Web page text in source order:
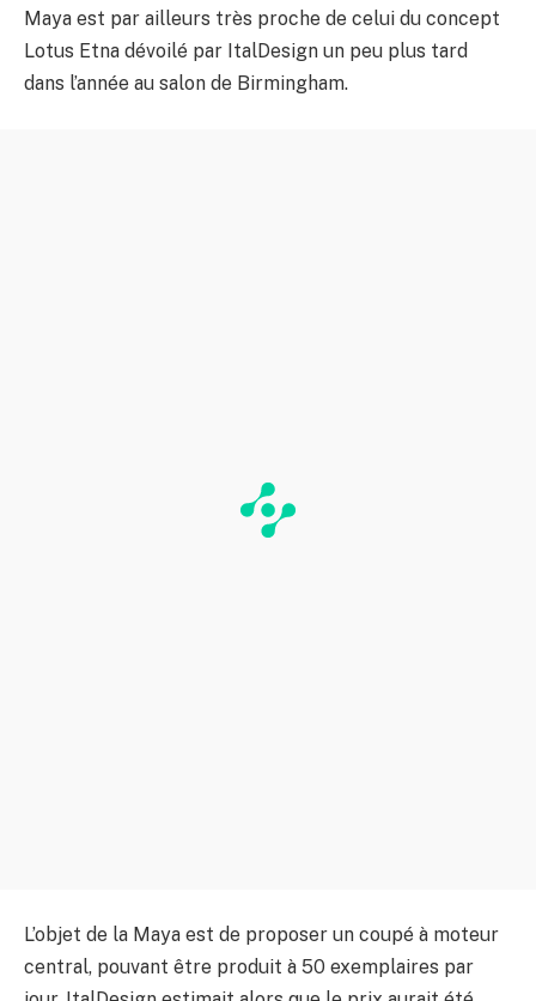
Maya est par ailleurs très proche de celui du concept
Lotus Etna dévoilé par ItalDesign un peu plus tard
dans l’année au salon de Birmingham.
L’objet de la Maya est de proposer un coupé à moteur
central, pouvant être produit à 50 exemplaires par